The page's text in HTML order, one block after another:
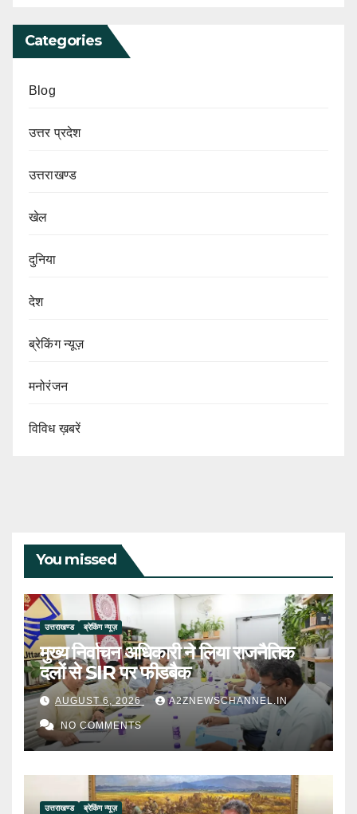
Categories
Blog
उत्तर प्रदेश
उत्तराखण्ड
खेल
दुनिया
देश
ब्रेकिंग न्यूज़
मनोरंजन
विविध ख़बरें
You missed
उत्तराखण्ड ब्रेकिंग न्यूज़
मुख्य निर्वाचन अधिकारी ने लिया राजनैतिक
दलों से SIR पर फीडबैक
AUGUST 6, 2026 A2ZNEWSCHANNEL.IN
NO COMMENTS
उत्तराखण्ड ब्रेकिंग न्यूज़